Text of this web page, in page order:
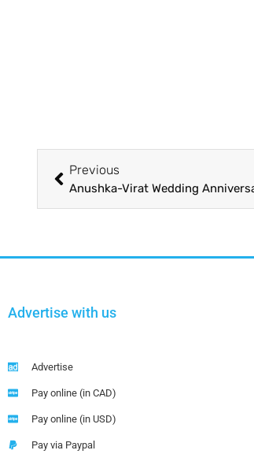
Previous
Advertise with us
Advertise
Pay online (in CAD)
Pay online (in USD)
Pay via Paypal